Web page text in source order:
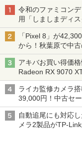
令和のファミコン
用「しましまディス
「Pixel 8」が
から！秋葉原で中
アキバお買い得価
Radeon RX 9070
型モニターが9,801
ライカ監修カメラ
39,000円！中古セ
自動追尾にも対応
メラ2製品がTP-